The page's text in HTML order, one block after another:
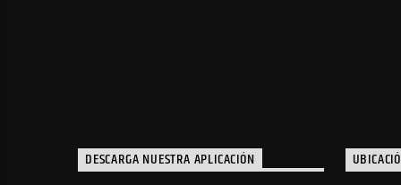
DESCARGA NUESTRA APLICACIÓN